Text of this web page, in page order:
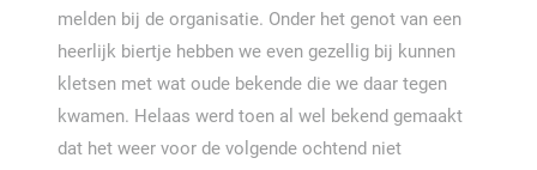
melden bij de organisatie. Onder het genot van een
heerlijk biertje hebben we even gezellig bij kunnen
kletsen met wat oude bekende die we daar tegen
kwamen. Helaas werd toen al wel bekend gemaakt
dat het weer voor de volgende ochtend niet